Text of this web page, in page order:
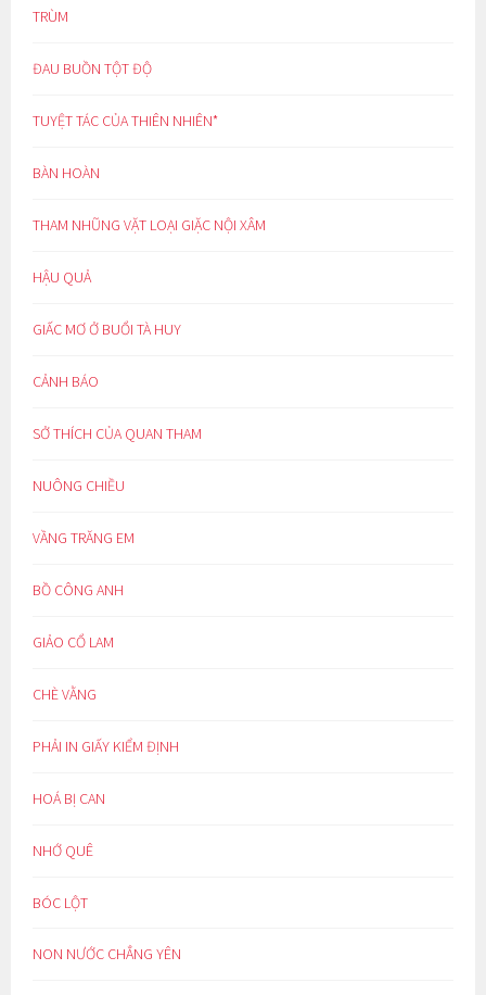
TRÙM
ĐAU BUỒN TỘT ĐỘ
TUYỆT TÁC CỦA THIÊN NHIÊN*
BÀN HOÀN
THAM NHŨNG VẶT LOẠI GIẶC NỘI XÂM
HẬU QUẢ
GIẤC MƠ Ở BUỔI TÀ HUY
CẢNH BÁO
SỞ THÍCH CỦA QUAN THAM
NUÔNG CHIỀU
VẦNG TRĂNG EM
BỒ CÔNG ANH
GIẢO CỔ LAM
CHÈ VẰNG
PHẢI IN GIẤY KIỂM ĐỊNH
HOÁ BỊ CAN
NHỚ QUÊ
BÓC LỘT
NON NƯỚC CHẲNG YÊN